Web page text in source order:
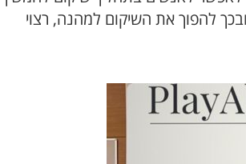
להפוך את השיקום למהנה, רצוי